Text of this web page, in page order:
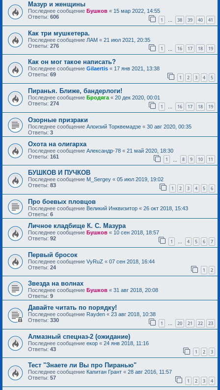
Мазур и женщины
Последнее сообщение Бушков « 15 мар 2022, 14:55
Ответы: 606 1 … 38 39 40 41
Как три мушкетера.
Последнее сообщение ЛАМ « 21 июл 2021, 20:35
Ответы: 276 1 16 17 18 19
Как он мог такое написать?
Последнее сообщение Gilaertis « 17 янв 2021, 13:38
Ответы: 69 1 2 3 4 5
Пиранья. Ближе, бандерлоги!
Последнее сообщение Бродяга « 20 дек 2020, 00:01
Ответы: 274 1 … 16 17 18 19
Озорные призраки
Последнее сообщение Алоизий Торквемадзе « 30 авг 2020, 00:35
Ответы: 3
Охота на олигарха
Последнее сообщение Александр-78 « 21 май 2020, 18:30
Ответы: 161 1 8 9 10 11
БУШКОВ И ПУЧКОВ
Последнее сообщение M_Sergey « 05 июл 2019, 19:02
Ответы: 83 1 2 3 4 5 6
Про боевых пловцов
Последнее сообщение Великий Инквизитор « 26 окт 2018, 15:43
Ответы: 6
Личное кладбище К. С. Мазура
Последнее сообщение Бушков « 10 сен 2018, 18:57
Ответы: 92 1 4 5 6 7
Первый бросок
Последнее сообщение VyRuZ « 07 сен 2018, 16:44
Ответы: 24 1 2
Звезда на волнах
Последнее сообщение Бушков « 31 авг 2018, 20:08
Ответы: 9
Давайте читать по порядку!
Последнее сообщение Rayden « 23 авг 2018, 10:38
Ответы: 330 1 … 20 21 22 23
Алмазный спецназ-2 (ожидание)
Последнее сообщение екор « 24 янв 2018, 11:16
Ответы: 43 1 2 3
Тест "Знаете ли Вы про Пиранью"
Последнее сообщение Капитан Грант « 28 авг 2016, 11:57
Ответы: 57 1 2 3 4